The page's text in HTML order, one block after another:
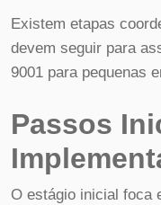
Existem etapas
devem seguir para
9001 para pequenas
Passos
O estágio inicial foca